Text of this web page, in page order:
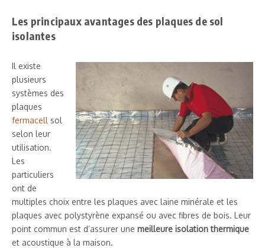
Les principaux avantages des plaques de sol
isolantes
Il existe
plusieurs
systèmes des
plaques
fermacell sol
selon leur
utilisation.
Les
particuliers
ont de
multiples choix entre les plaques avec laine minérale et les
plaques avec polystyrène expansé ou avec fibres de bois. Leur
point commun est d’assurer une meilleure isolation thermique
et acoustique à la maison.